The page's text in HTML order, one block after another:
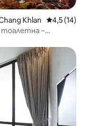
Khlan Средна
4,5 (14)